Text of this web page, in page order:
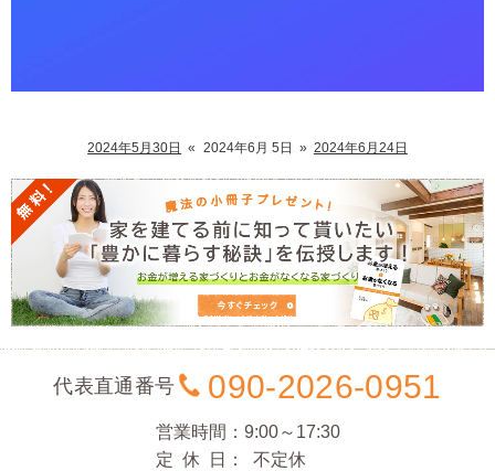
2024年5月30日 « 2024年6月 5日 » 2024年6月24日
代表直通番号 090-2026-0951
営業時間
9:00～17:30
定休日
不定休